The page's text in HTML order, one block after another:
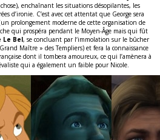
enchaînant les situations désopilantes, les
d’ironie. C’est avec cet attentat que George sera
prolongement moderne de cette organisation de
qui prospéra pendant le Moyen-Âge mais qui fût
Le Bel, se concluant par l‘immolation sur le bûcher
Maître » des Templiers) et fera la connaissance
dont il tombera amoureux, ce qui l’amènera à
qui a également un faible pour Nicole.